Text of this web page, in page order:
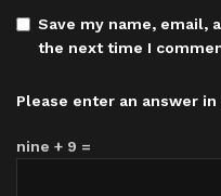
Save my name, email,
the next time I
Please enter an answer
nine + 9 =